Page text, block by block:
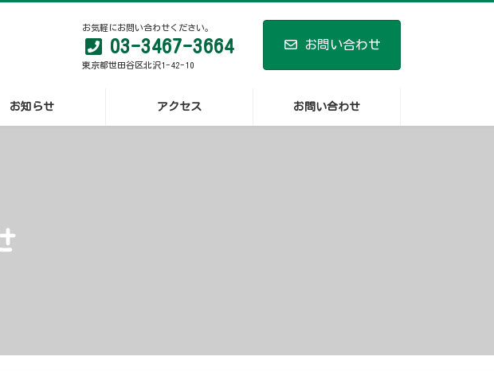
お気軽にお問い合わせください。
03-3467-3664
東京都世田谷区北沢1-42-10
お問い合わせ
お知らせ アクセス お問い合わせ